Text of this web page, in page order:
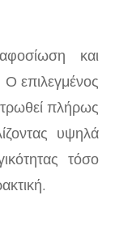
και
επιλεγμένος
πλήρως
υψηλά
τόσο